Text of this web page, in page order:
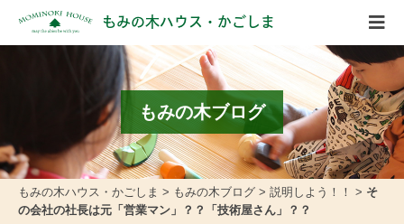
もみの木ハウス・かごしま
もみの木ブログ
もみの木ハウス・かごしま > もみの木ブログ > 説明しよう！！ > そ
の会社の社長は元「営業マン」？？「技術屋さん」？？